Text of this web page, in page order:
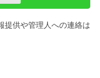
提供や管理人への連絡は